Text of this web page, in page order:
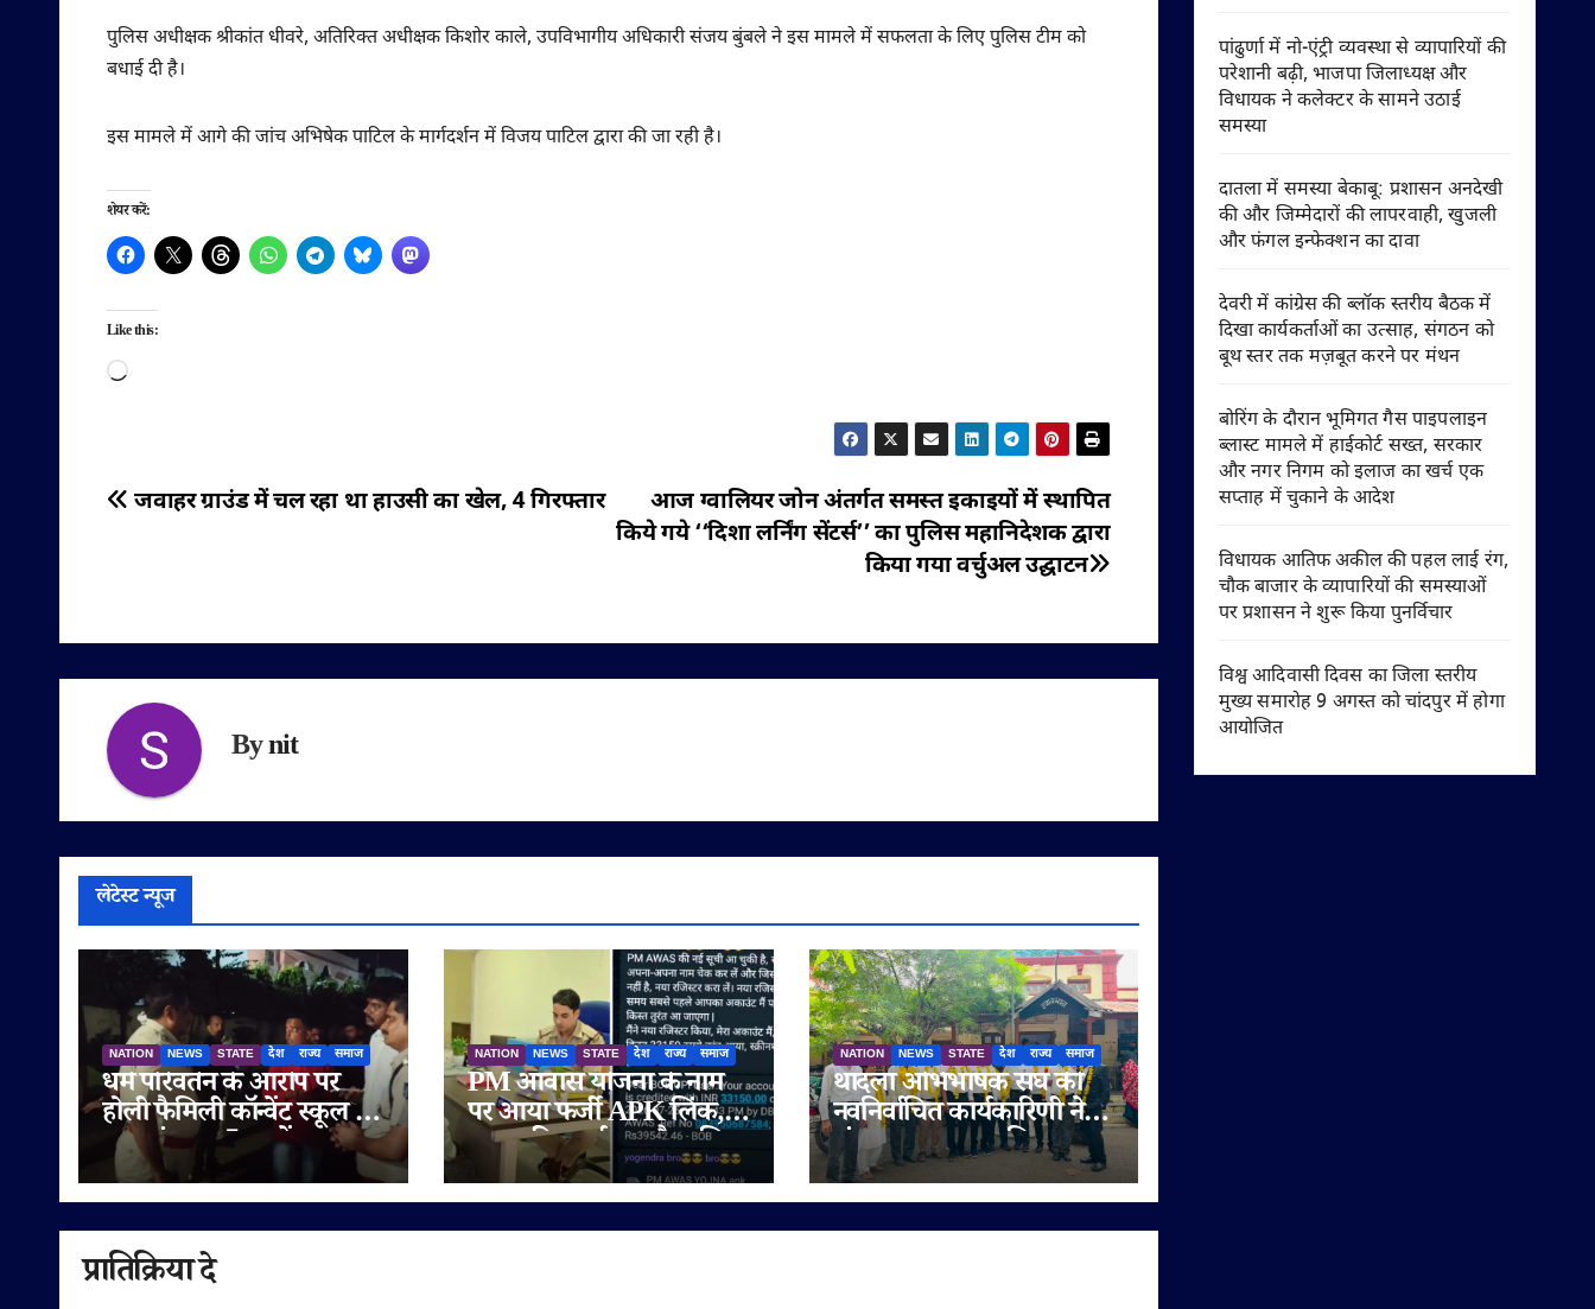
पुलिस अधीक्षक श्रीकांत धीवरे, अतिरिक्त अधीक्षक किशोर काले, उपविभागीय अधिकारी संजय बुंबले ने इस मामले में सफलता के लिए पुलिस टीम को
बधाई दी है।
इस मामले में आगे की जांच अभिषेक पाटिल के मार्गदर्शन में विजय पाटिल द्वारा की जा रही है।
शेयर करें:
Like this:
Loading…
पोस्ट
आज ग्वालियर जोन अंतर्गत समस्त इकाइयों में स्थापित
किये गये ‘‘दिशा लर्निंग सेंटर्स’’ का पुलिस महानिदेशक द्वारा
किया गया वर्चुअल उद्घाटन
जवाहर ग्राउंड में चल रहा था हाउसी का खेल, 4 गिरफ्तार
Bynit
लेटेस्ट न्यूज
NATION NEWS STATE देश राज्य समाज
धर्म परिवर्तन के आरोप पर
होली फैमिली कॉन्वेंट स्कूल के
बाहर हंगामा, 5 थानों का
पुलिस बल तैनात
NATION NEWS STATE देश राज्य समाज
PM आवास योजना के नाम
पर आया फर्जी APK लिंक,
युवक की सतर्कता और पुलिस
की तत्परता से टला बड़ा
साइबर फ्रॉड
NATION NEWS STATE देश राज्य समाज
थांदला अभिभाषक संघ की
नवनिर्वाचित कार्यकारिणी ने
संभाला पदभार, अधिवक्ता
हित और पक्षकार सुविधाओं
को प्राथमिकता
प्रातिक्रिया दे
पांढुर्णा में नो-एंट्री व्यवस्था से व्यापारियों की
परेशानी बढ़ी, भाजपा जिलाध्यक्ष और
विधायक ने कलेक्टर के सामने उठाई
समस्या
दातला में समस्या बेकाबू: प्रशासन अनदेखी
की और जिम्मेदारों की लापरवाही, खुजली
और फंगल इन्फेक्शन का दावा
देवरी में कांग्रेस की ब्लॉक स्तरीय बैठक में
दिखा कार्यकर्ताओं का उत्साह, संगठन को
बूथ स्तर तक मज़बूत करने पर मंथन
बोरिंग के दौरान भूमिगत गैस पाइपलाइन
ब्लास्ट मामले में हाईकोर्ट सख्त, सरकार
और नगर निगम को इलाज का खर्च एक
सप्ताह में चुकाने के आदेश
विधायक आतिफ अकील की पहल लाई रंग,
चौक बाजार के व्यापारियों की समस्याओं
पर प्रशासन ने शुरू किया पुनर्विचार
विश्व आदिवासी दिवस का जिला स्तरीय
मुख्य समारोह 9 अगस्त को चांदपुर में होगा
आयोजित